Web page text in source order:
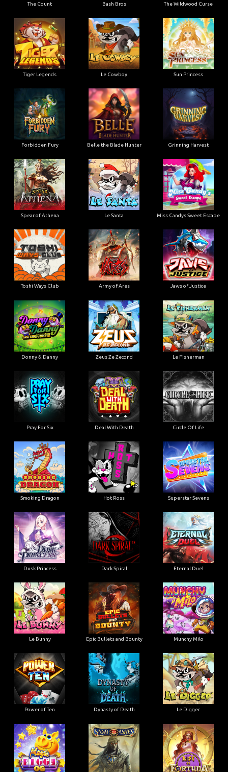
The Count Bash Bros The Wildwood Curse
Tiger Legends Le Cowboy Sun Princess
Forbidden Fury Belle the Blade Hunter Grinning Harvest
Spear of Athena Le Santa Miss Candys Sweet Escape
Toshi Ways Club Army of Ares Jaws of Justice
Donny & Danny Zeus Ze Zecond Le Fisherman
Pray For Six Deal With Death Circle Of Life
Smoking Dragon Hot Ross Superstar Sevens
Dusk Princess Dark Spiral Eternal Duel
Le Bunny Epic Bullets and Bounty Munchy Milo
Power of Ten Dynasty of Death Le Digger